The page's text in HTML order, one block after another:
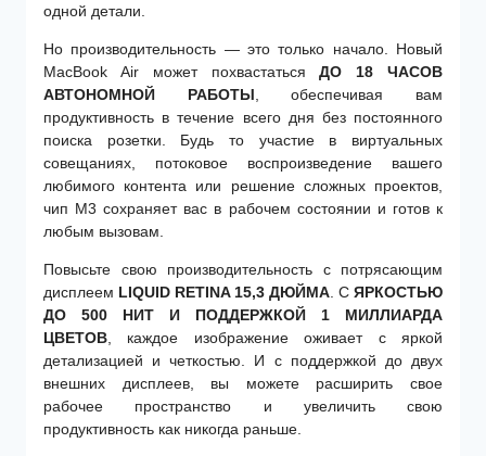
одной детали.
Но производительность — это только начало. Новый
MacBook Air может похвастатьсяДО 18 ЧАСОВ
АВТОНОМНОЙ РАБОТЫ , обеспечивая вам
продуктивность в течение всего дня без постоянного
поиска розетки. Будь то участие в виртуальных
совещаниях, потоковое воспроизведение вашего
любимого контента или решение сложных проектов,
чип M3 сохраняет вас в рабочем состоянии и готов к
любым вызовам.
Повысьте свою производительность с потрясающим
дисплеем LIQUID RETINA 15,3 ДЮЙМА . С ЯРКОСТЬЮ
ДО 500 НИТ И ПОДДЕРЖКОЙ 1 МИЛЛИАРДА
ЦВЕТОВ , каждое изображение оживает с яркой
детализацией и четкостью. И с поддержкой до двух
внешних дисплеев, вы можете расширить свое
рабочее пространство и увеличить свою
продуктивность как никогда раньше.